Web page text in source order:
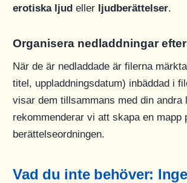
erotiska ljud eller ljudberättelser.
Organisera nedladdningar
När de är nedladdade är filerna
titel, uppladdningsdatum) inbäddad i
visar dem tillsammans med din
rekommenderar vi att skapa en
berättelseordningen.
Vad du inte behöver: